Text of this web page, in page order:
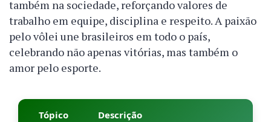
também na sociedade, reforçando valores de
trabalho em equipe, disciplina e respeito. A paixão
pelo vôlei une brasileiros em todo o país,
celebrando não apenas vitórias, mas também o
amor pelo esporte.
Tópico Descrição